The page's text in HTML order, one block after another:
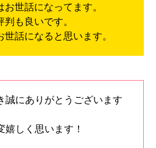
世話になってます。
も良いです。
話になると思います。
誠にありがとうございます
嬉しく思います！